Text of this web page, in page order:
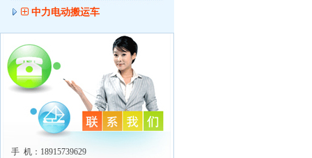
中力电动搬运车
手 机：18915739629